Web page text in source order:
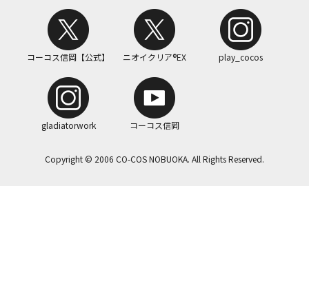
コーコス信岡【公式】 ニオイクリア®EX play_cocos
gladiatorwork コーコス信岡
Copyright © 2006 CO-COS NOBUOKA. All Rights Reserved.